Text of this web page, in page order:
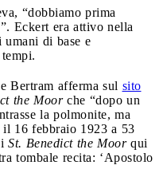
“dobbiamo prima
Eckert era attivo nella
di base e
Bertram afferma sul sito
the Moorche “dopo un
la polmonite, ma
16 febbraio 1923 a 53
St. Benedict the Moorqui
tombale recita: ‘Apostolo